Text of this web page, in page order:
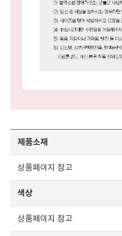
제품소재
상품페이지 참고
색상
상품페이지 참고